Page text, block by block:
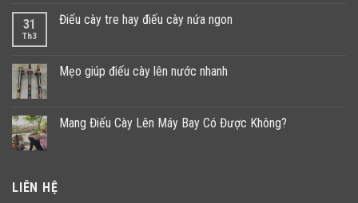
31
Th3
Điếu cày tre hay điếu cày nứa ngon
Mẹo giúp điếu cày lên nước nhanh
Mang Điếu Cày Lên Máy Bay Có Được Không?
LIÊN HỆ